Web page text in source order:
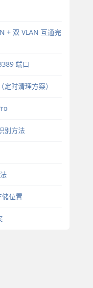
+ 双 VLAN 互通完
端口
时清理方案）
别方法
位置